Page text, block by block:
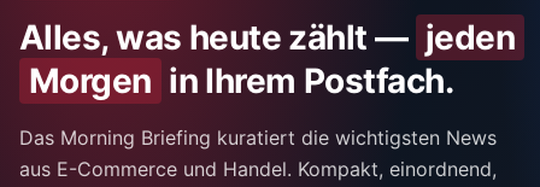
Alles, was heute zählt — jeden
Morgen in Ihrem Postfach.
Das Morning Briefing kuratiert die wichtigsten News
aus E-Commerce und Handel. Kompakt, einordnend,